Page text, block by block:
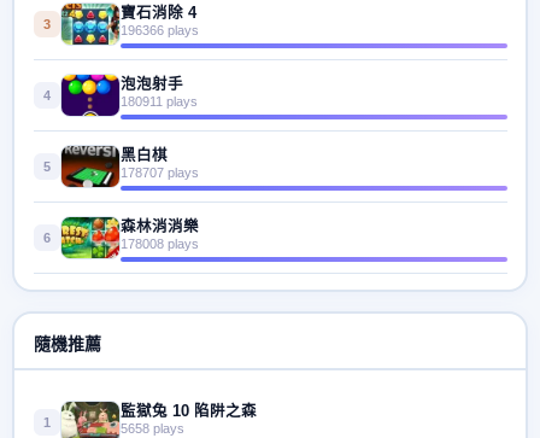
3
寶石消除 4
196366 plays
4
泡泡射手
180911 plays
5
黑白棋
178707 plays
6
森林消消樂
178008 plays
隨機推薦
1
監獄兔 10 陷阱之森
5658 plays